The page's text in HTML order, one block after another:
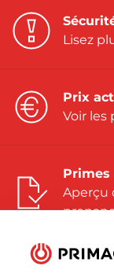
Lisez
Prix
Voir les
Primes
Aperçu